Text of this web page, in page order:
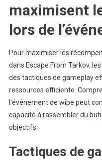
maximisent
lors de
Pour maximiser les
dans Escape From Tarkov,
des tactiques de gameplay
ressources efficiente.
l’événement de wipe peut
capacité à rassembler du
objectifs.
Tactiques de